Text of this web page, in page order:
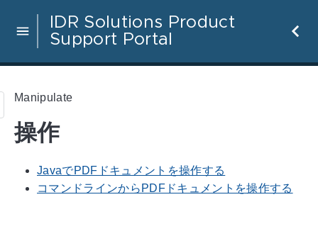
IDR Solutions Product
Support Portal
Manipulate
操作
JavaでPDFドキュメントを操作する
コマンドラインからPDFドキュメントを操作する